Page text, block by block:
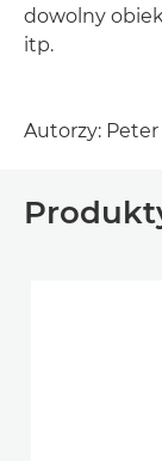
dowolny
itp.
Autorzy: